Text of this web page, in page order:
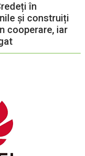
în
și construiți
cooperare, iar